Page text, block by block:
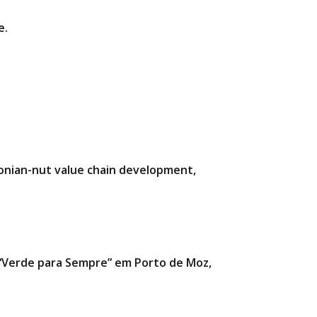
nut value chain development,
para Sempre” em Porto de Moz,